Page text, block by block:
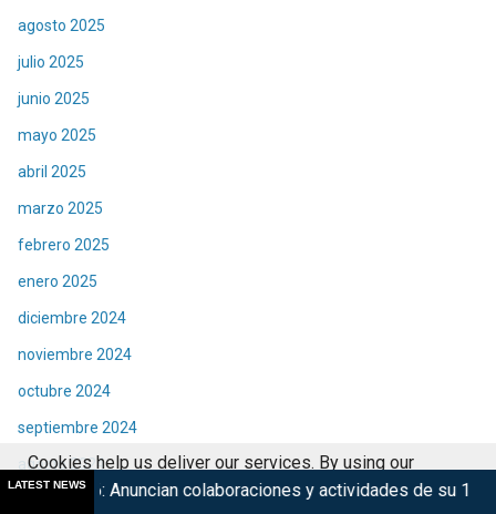
agosto 2025
julio 2025
junio 2025
mayo 2025
abril 2025
marzo 2025
febrero 2025
enero 2025
diciembre 2024
noviembre 2024
octubre 2024
septiembre 2024
agosto 2024
LATEST NEWScolaboraciones y actividades de su 15° edición
Cookies help us deliver our services. By using our
services, you agree to our use of cookies.
Got it